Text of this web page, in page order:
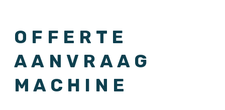
OFFERTE
AANVRAAG
MACHINE